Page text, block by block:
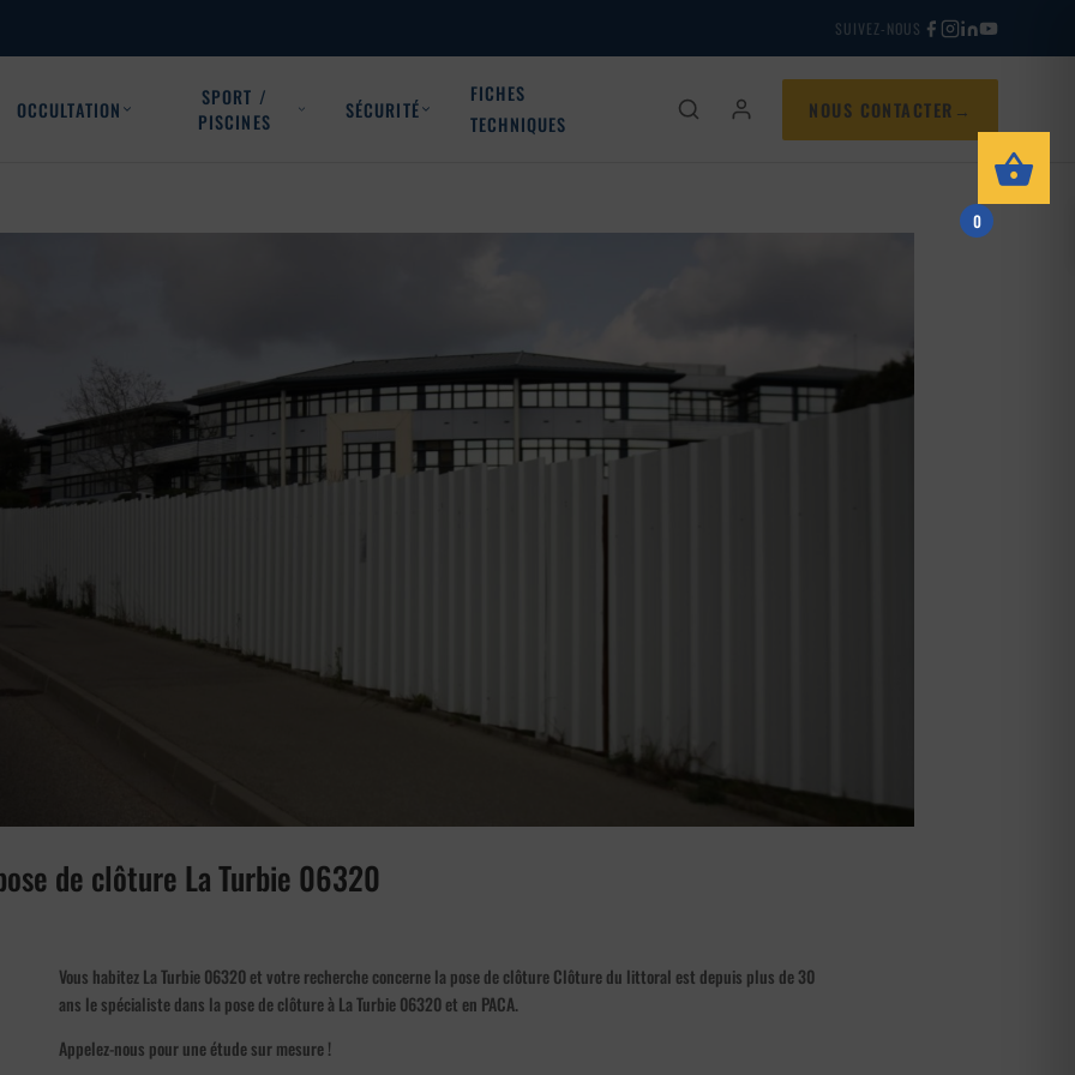
SUIVEZ-NOUS
OCCULTATION
SPORT /
PISCINES
SÉCURITÉ
FICHES
TECHNIQUES
NOUS CONTACTER
de clôture La Turbie 06320
Vous habitez La Turbie 06320 et votre recherche concerne la pose de clôture Clôture du littoral est depuis plus de 30
ans le spécialiste dans la pose de clôture à La Turbie 06320 et en PACA.
Appelez-nous pour une étude sur mesure !
0